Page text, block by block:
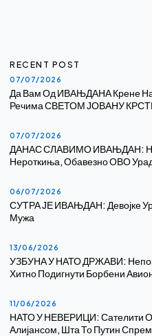
RECENT POST
07/07/2026
Да Вам Од ИВАЊДАНА Крене
Речима СВЕТОМ ЈОВАНУ
07/07/2026
ДАНАС СЛАВИМО ИВАЊДАН: На
Нероткиња, Обавезно ОВО
06/07/2026
СУТРА ЈЕ ИВАЊДАН: Девојке
Мужа
13/06/2026
УЗБУНА У НАТО ДРЖАВИ:
Хитно Подигнути Борбени
11/06/2026
НАТО У НЕВЕРИЦИ: Сателити
Алијансом, Шта То Путин